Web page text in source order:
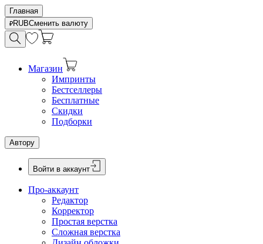
Главная
RUBСменить валюту
Магазин
Импринты
Бестселлеры
Бесплатные
Скидки
Подборки
Автору
Войти в аккаунт
Про-аккаунт
Редактор
Корректор
Простая верстка
Сложная верстка